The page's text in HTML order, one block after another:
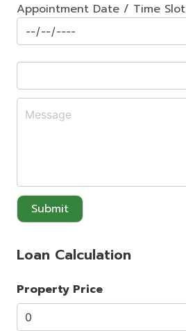
Appointment Date / Time Slot
Submit
Loan Calculation
Property Price